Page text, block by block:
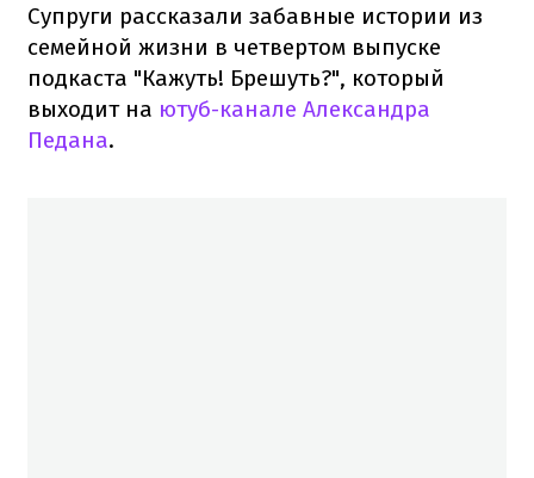
Супруги рассказали забавные истории из
семейной жизни в четвертом выпуске
подкаста "Кажуть! Брешуть?", который
выходит на ютуб-канале Александра
Педана.